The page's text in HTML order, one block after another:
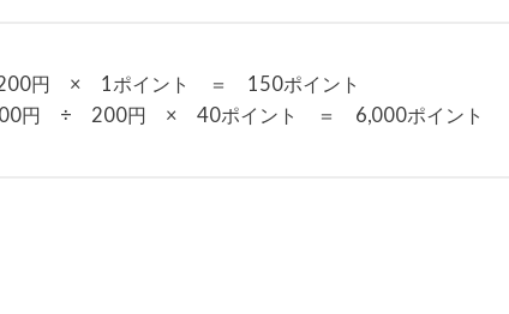
円 × 1ポイント ＝ 150ポイント
円 ÷ 200円 × 40ポイント ＝ 6,000ポイント